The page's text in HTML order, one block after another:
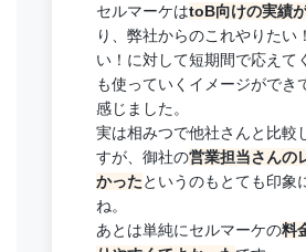
セルマーケはtoB向けの実績
り、弊社からのこれやりたい
い！に対して短期間で応えて
も使っていくイメージができ
感じました。
実は相みつで他社さんと比較
すが、御社の営業担当さんの
かったというのもとても印象
ね。
あとは単純にセルマーケの料